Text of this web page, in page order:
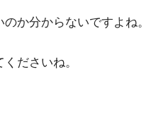
か分からないですよね。
ださいね。